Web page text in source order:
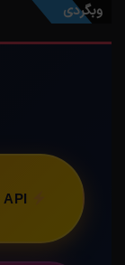
وبگردی